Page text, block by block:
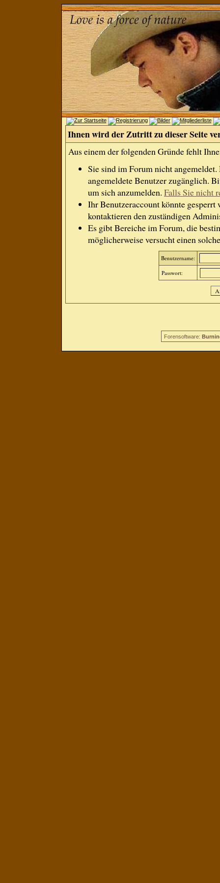
Ihnen wird der Zutritt zu dieser Seite
Aus einem der folgenden Gründe fehlt
Sie sind im Forum nicht
angemeldete Benutzer zugänglich.
um sich anzumelden. Falls Sie nicht
Ihr Benutzeraccount könnte gesperrt
kontaktieren den zuständigen
Es gibt Bereiche im Forum, die
möglicherweise versucht einen
Benutzername:
Passwort:
Forensoftware: